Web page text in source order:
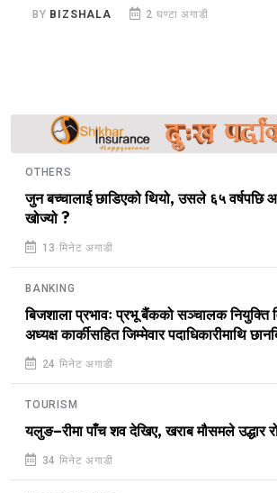
BY BIZSHALA 2 घण्टा अगाडी
OTHERS
जुन बच्चालाई छाडिएको थियो, उसले ६५ वर्षपछि
खोज्यो ?
13 मिनेट अगाडी
BANKING
बिजशाला प्रभावः प्रभू बैंकको सञ्चालक नियुक्ति
अध्यक्ष कार्कीसहित जिम्मेवार पदाधिकारीमाथि
24 मिनेट अगाडी
TOURISM
यलुङ–रीमा पाँच शव देखिए, खराब मौसमले उद्धार
34 मिनेट अगाडी